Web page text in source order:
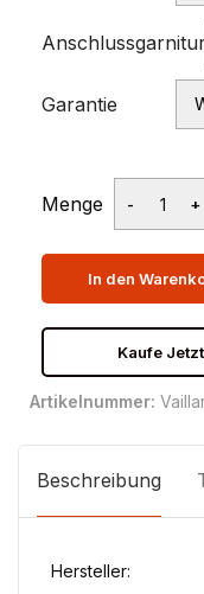
Garantie
Menge
In den
Kaufe Jetzt
Artikelnummer:
Beschreibung
Hersteller: